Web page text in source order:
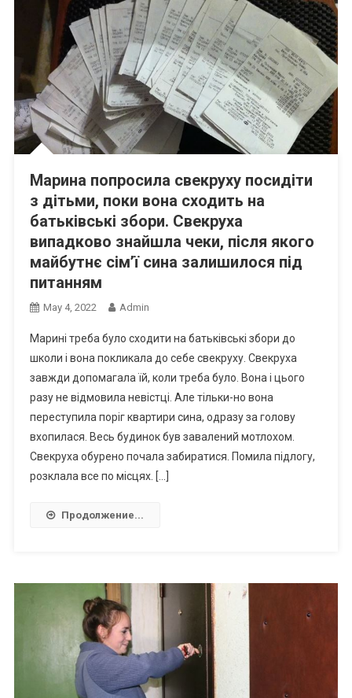
Марина попросила свекруху посидіти
з дітьми, поки вона сходить на
батьківські збори. Свекруха
випадково знайшла чеки, після якого
майбутнє сім’ї сина залишилося під
питанням
May 4, 2022 Admin
Марині треба було сходити на батьківські збори до
школи і вона покликала до себе свекруху. Свекруха
завжди допомагала їй, коли треба було. Вона і цього
разу не відмовила невістці. Але тільки-но вона
переступила поріг квартири сина, одразу за голову
вхопилася. Весь будинок був завалений мотлохом.
Свекруха обурено почала забиратися. Помила підлогу,
розклала все по місцях. […]
Продолжение...